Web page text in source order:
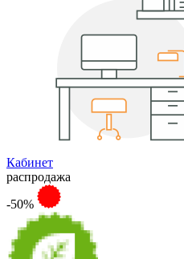
Кабинет
распродажа
-50%